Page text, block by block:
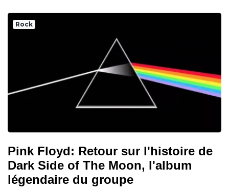
Rock
Pink Floyd: Retour sur l'histoire de
Dark Side of The Moon, l'album
légendaire du groupe